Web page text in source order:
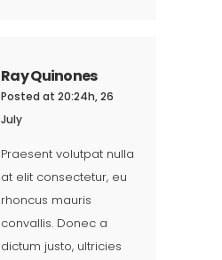
Ray Quinones
Posted at 20:24h, 26
July
Praesent volutpat nulla
at elit consectetur, eu
rhoncus mauris
convallis. Donec a
dictum justo, ultricies